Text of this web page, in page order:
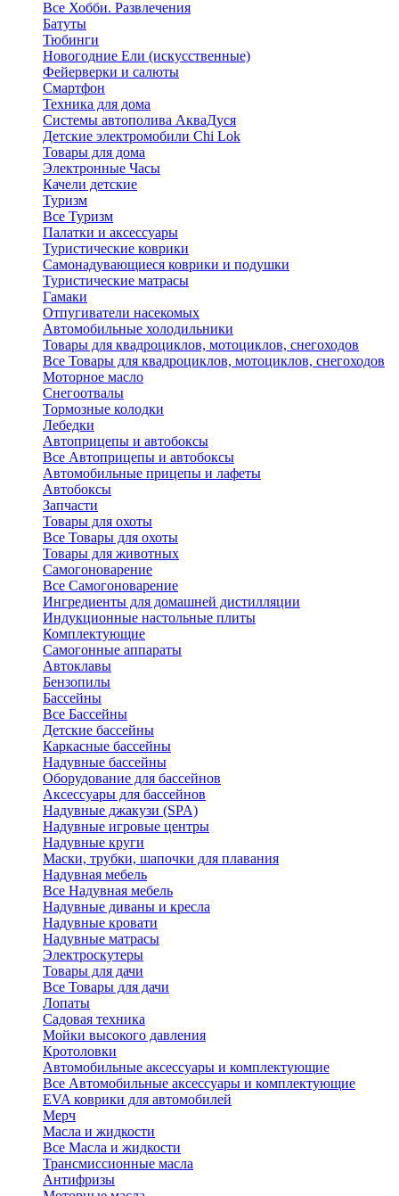
Все Хобби. Развлечения
Батуты
Тюбинги
Новогодние Ели (искусственные)
Фейерверки и салюты
Смартфон
Техника для дома
Системы автополива АкваДуся
Детские электромобили Chi Lok
Товары для дома
Электронные Часы
Качели детские
Туризм
Все Туризм
Палатки и аксессуары
Туристические коврики
Самонадувающиеся коврики и подушки
Туристические матрасы
Гамаки
Отпугиватели насекомых
Автомобильные холодильники
Товары для квадроциклов, мотоциклов, снегоходов
Все Товары для квадроциклов, мотоциклов, снегоходов
Моторное масло
Снегоотвалы
Тормозные колодки
Лебедки
Автоприцепы и автобоксы
Все Автоприцепы и автобоксы
Автомобильные прицепы и лафеты
Автобоксы
Запчасти
Товары для охоты
Все Товары для охоты
Товары для животных
Самогоноварение
Все Самогоноварение
Ингредиенты для домашней дистилляции
Индукционные настольные плиты
Комплектующие
Самогонные аппараты
Автоклавы
Бензопилы
Бассейны
Все Бассейны
Детские бассейны
Каркасные бассейны
Надувные бассейны
Оборудование для бассейнов
Аксессуары для бассейнов
Надувные джакузи (SPA)
Надувные игровые центры
Надувные круги
Маски, трубки, шапочки для плавания
Надувная мебель
Все Надувная мебель
Надувные диваны и кресла
Надувные кровати
Надувные матрасы
Электроскутеры
Товары для дачи
Все Товары для дачи
Лопаты
Садовая техника
Мойки высокого давления
Кротоловки
Автомобильные аксессуары и комплектующие
Все Автомобильные аксессуары и комплектующие
EVA коврики для автомобилей
Мерч
Масла и жидкости
Все Масла и жидкости
Трансмиссионные масла
Антифризы